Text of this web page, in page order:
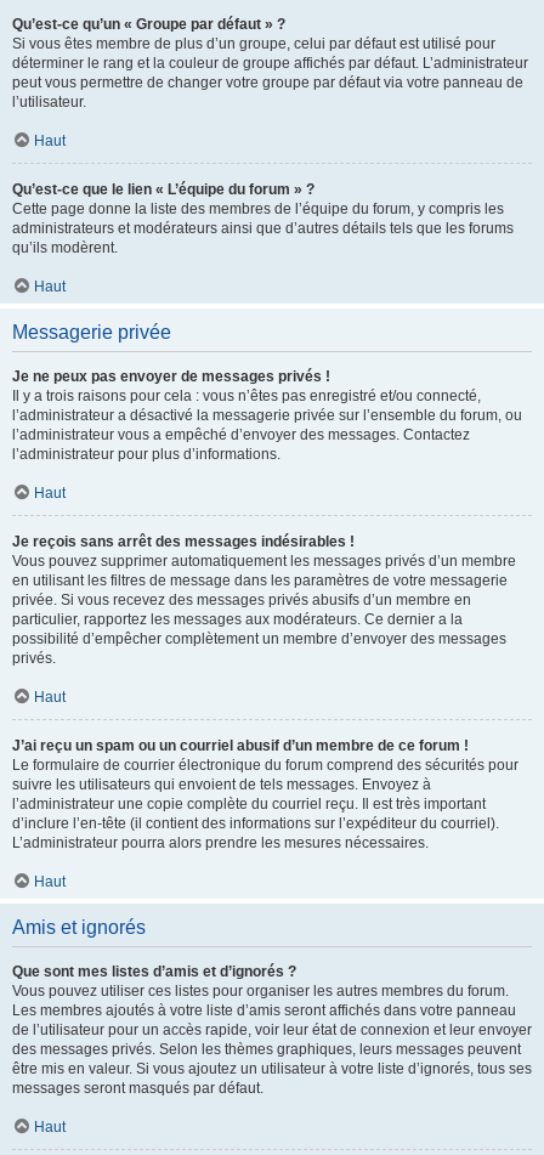
Qu’est-ce qu’un « Groupe par défaut » ?
Si vous êtes membre de plus d’un groupe, celui par défaut est utilisé pour
déterminer le rang et la couleur de groupe affichés par défaut. L’administrateur
peut vous permettre de changer votre groupe par défaut via votre panneau de
l’utilisateur.
Haut
Qu’est-ce que le lien « L’équipe du forum » ?
Cette page donne la liste des membres de l’équipe du forum, y compris les
administrateurs et modérateurs ainsi que d’autres détails tels que les forums
qu’ils modèrent.
Haut
Messagerie privée
Je ne peux pas envoyer de messages privés !
Il y a trois raisons pour cela : vous n’êtes pas enregistré et/ou connecté,
l’administrateur a désactivé la messagerie privée sur l’ensemble du forum, ou
l’administrateur vous a empêché d’envoyer des messages. Contactez
l’administrateur pour plus d’informations.
Haut
Je reçois sans arrêt des messages indésirables !
Vous pouvez supprimer automatiquement les messages privés d’un membre
en utilisant les filtres de message dans les paramètres de votre messagerie
privée. Si vous recevez des messages privés abusifs d’un membre en
particulier, rapportez les messages aux modérateurs. Ce dernier a la
possibilité d’empêcher complètement un membre d’envoyer des messages
privés.
Haut
J’ai reçu un spam ou un courriel abusif d’un membre de ce forum !
Le formulaire de courrier électronique du forum comprend des sécurités pour
suivre les utilisateurs qui envoient de tels messages. Envoyez à
l’administrateur une copie complète du courriel reçu. Il est très important
d’inclure l’en-tête (il contient des informations sur l’expéditeur du courriel).
L’administrateur pourra alors prendre les mesures nécessaires.
Haut
Amis et ignorés
Que sont mes listes d’amis et d’ignorés ?
Vous pouvez utiliser ces listes pour organiser les autres membres du forum.
Les membres ajoutés à votre liste d’amis seront affichés dans votre panneau
de l’utilisateur pour un accès rapide, voir leur état de connexion et leur envoyer
des messages privés. Selon les thèmes graphiques, leurs messages peuvent
être mis en valeur. Si vous ajoutez un utilisateur à votre liste d’ignorés, tous ses
messages seront masqués par défaut.
Haut